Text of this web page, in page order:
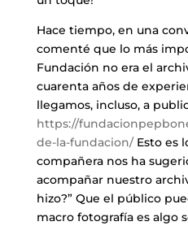
Hace tiempo, en una
comenté que lo más
Fundación no era el
cuarenta años de
llegamos, incluso, a
https://
de-la-fundacion/Esto es
compañera nos ha
acompañar nuestro
hizo?” Que el público
macro fotografía es algo